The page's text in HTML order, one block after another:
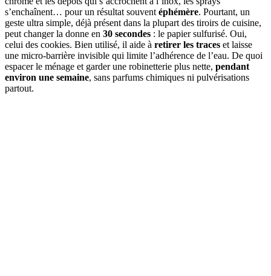
s’enchaînent… pour un résultat souvent éphémère. Pourtant, un
geste ultra simple, déjà présent dans la plupart des tiroirs de cuisine,
peut changer la donne en 30 secondes : le papier sulfurisé. Oui,
celui des cookies. Bien utilisé, il aide à retirer les traces et laisse
une micro-barrière invisible qui limite l’adhérence de l’eau. De quoi
espacer le ménage et garder une robinetterie plus nette, pendant
environ une semaine, sans parfums chimiques ni pulvérisations
partout.